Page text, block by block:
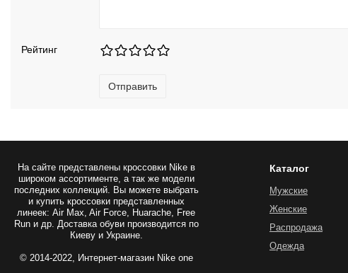
Рейтинг
Отправить
На сайте представлены кроссовки Nikeв
широком ассортименте, а так же модели
последних коллекций. Вы можете выбрать
и купить кроссовки представленных
линеек: Air Max, Air Force, Huarache, Free
Run и др. Доставка обуви производится по
Киеву и Украине.
© 2014-2022, Интернет-магазин Nike one
Каталог
Мужские
Женские
Распродажа
Одежда